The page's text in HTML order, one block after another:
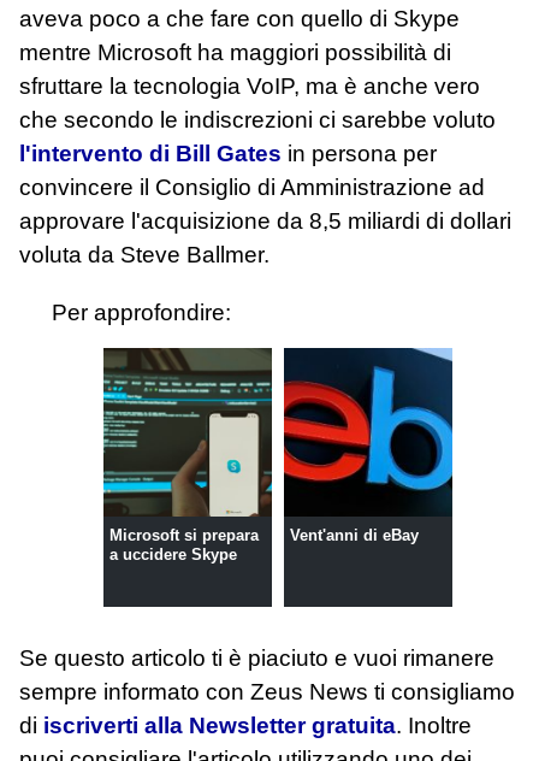
aveva poco a che fare con quello di Skype
mentre Microsoft ha maggiori possibilità di
sfruttare la tecnologia VoIP, ma è anche vero
che secondo le indiscrezioni ci sarebbe voluto
l'intervento di Bill Gates in persona per
convincere il Consiglio di Amministrazione ad
approvare l'acquisizione da 8,5 miliardi di dollari
voluta da Steve Ballmer.
Per approfondire:
Microsoft si prepara
a uccidere Skype
Vent'anni di eBay
Se questo articolo ti è piaciuto e vuoi rimanere
sempre informato con Zeus News ti consigliamo
di iscriverti alla Newsletter gratuita. Inoltre